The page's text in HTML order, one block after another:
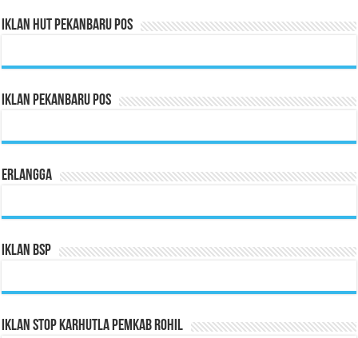
Iklan HUT Pekanbaru Pos
Iklan Pekanbaru Pos
Erlangga
Iklan BSP
Iklan Stop Karhutla Pemkab Rohil